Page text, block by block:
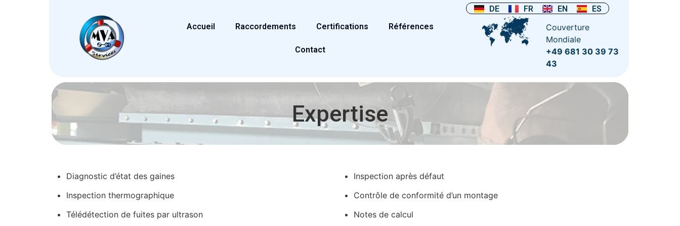
Accueil Raccordements Certifications Références
Contact
DE FR EN ES
Couverture
Mondiale
+49 681 30 39 73
43
Expertise
• Diagnostic d’état des gaines
• Inspection thermographique
• Télédétection de fuites par ultrason
• Inspection après défaut
• Contrôle de conformité d’un montage
• Notes de calcul